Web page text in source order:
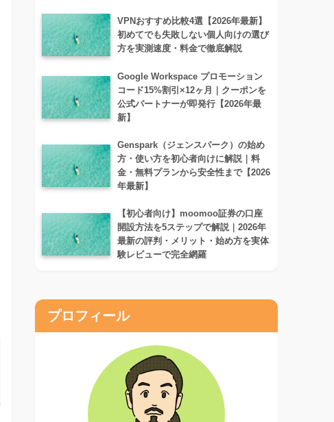
VPNおすすめ比較4選【2026年最新】
初めてでも失敗しない個人向けの選び
方を実測速度・料金で徹底解説
Google Workspace プロモーション
コード15%割引×12ヶ月｜クーポンを
公式パートナーが即発行【2026年最
新】
Genspark（ジェンスパーク）の始め
方・使い方を初心者向けに解説｜料
金・無料プランから安全性まで【2026
年最新】
【初心者向け】moomoo証券の口座
開設方法を5ステップで解説｜2026年
最新の評判・メリット・始め方を実体
験レビューで完全網羅
プロフィール